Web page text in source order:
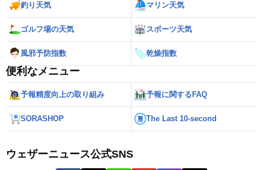
釣り天気 マリン天気
ゴルフ場の天気 スポーツ天気
風邪予防指数 乾燥指数
便利なメニュー
予報精度向上の取り組み 予報に関するFAQ
SORASHOP The Last 10-second
ウェザーニュース公式SNS